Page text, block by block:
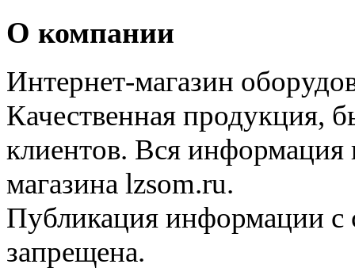
О компании
Интернет-магазин
Качественная продукция,
клиентов. Вся информация
магазина lzsom.ru.
Публикация информации с
запрещена.